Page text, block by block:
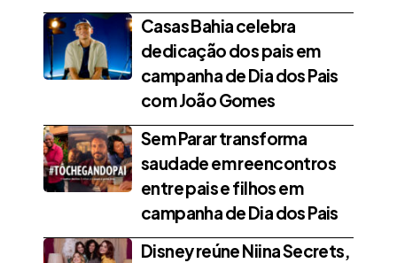
Casas Bahia celebra
dedicação dos pais em
campanha de Dia dos Pais
com João Gomes
Sem Parar transforma
saudade em reencontros
entre pais e filhos em
campanha de Dia dos Pais
Disney reúne Niina Secrets,